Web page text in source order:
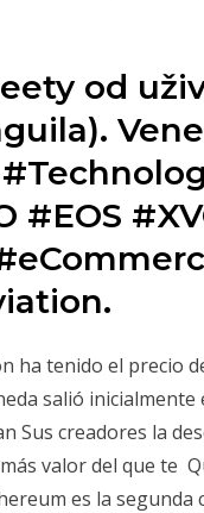
od
#EOS
ha tenido el precio
salió
Sus creadores la
valor del que te
es la